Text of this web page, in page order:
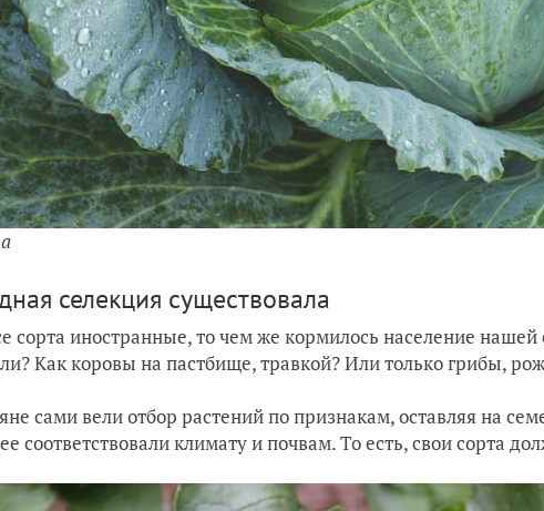
селекция существовала
сорта иностранные, то чем же кормилось население нашей
Как коровы на пастбище, травкой? Или только грибы,
сами вели отбор растений по признакам, оставляя на
соответствовали климату и почвам. То есть, свои сорта